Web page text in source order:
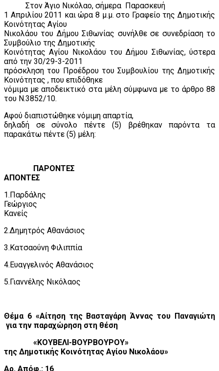
Στον Άγιο Νικόλαο, σήμερα Παρασκευή
1 Απριλίου 2011 και ώρα 8 μ.μ. στο Γραφείο της Δημοτικής
Κοινότητας Αγίου
Νικολάου του Δήμου Σιθωνίας συνήλθε σε συνεδρίαση το
Συμβούλιο της Δημοτικής
Κοινότητας Αγίου Νικολάου του Δήμου Σιθωνίας, ύστερα
από την 30/29-3-2011
πρόσκληση του Προέδρου του Συμβουλίου της Δημοτικής
Κοινότητας , που επιδόθηκε
νόμιμα με αποδεικτικό στα μέλη σύμφωνα με το άρθρο 88
του Ν.3852/10.
Αφού διαπιστώθηκε νόμιμη απαρτία,
δηλαδή σε σύνολο πέντε (5) βρέθηκαν παρόντα τα
παρακάτω πέντε (5) μέλη:
ΠΑΡΟΝΤΕΣ
ΑΠΟΝΤΕΣ
1.Παρδάλης
Γεώργιος
Κανείς
2.Δημητρός Αθανάσιος
3.Κατσαούνη Φιλιππία
4.Ευαγγελινός Αθανάσιος
5.Γιαννέλης Νικόλαος
Θέμα 6 «Αίτηση της Βασταγάρη Άννας του Παναγιώτη
για την παραχώρηση στη θέση
«ΚΟΥΒΕΛΙ-ΒΟΥΡΒΟΥΡΟΥ»
της Δημοτικής Κοινότητας Αγίου Νικολάου»
Αρ. Απόφ.: 16